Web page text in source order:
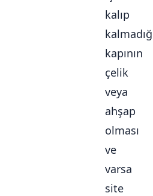
kalıp
kapının
çelik
veya
ahşap
olması
ve
varsa
site